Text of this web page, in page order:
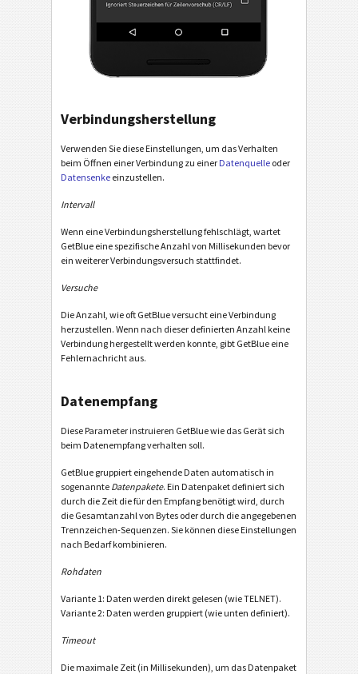
Verbindungsherstellung
Verwenden Sie diese Einstellungen, um das Verhalten
beim Öffnen einer Verbindung zu einer Datenquelle oder
Datensenke einzustellen.
Intervall
Wenn eine Verbindungsherstellung fehlschlägt, wartet
GetBlue eine spezifische Anzahl von Millisekunden bevor
ein weiterer Verbindungsversuch stattfindet.
Versuche
Die Anzahl, wie oft GetBlue versucht eine Verbindung
herzustellen. Wenn nach dieser definierten Anzahl keine
Verbindung hergestellt werden konnte, gibt GetBlue eine
Fehlernachricht aus.
Datenempfang
Diese Parameter instruieren GetBlue wie das Gerät sich
beim Datenempfang verhalten soll.
GetBlue gruppiert eingehende Daten automatisch in
sogenannte Datenpakete. Ein Datenpaket definiert sich
durch die Zeit die für den Empfang benötigt wird, durch
die Gesamtanzahl von Bytes oder durch die angegebenen
Trennzeichen-Sequenzen. Sie können diese Einstellungen
nach Bedarf kombinieren.
Rohdaten
Variante 1: Daten werden direkt gelesen (wie TELNET).
Variante 2: Daten werden gruppiert (wie unten definiert).
Timeout
Die maximale Zeit (in Millisekunden), um das Datenpaket